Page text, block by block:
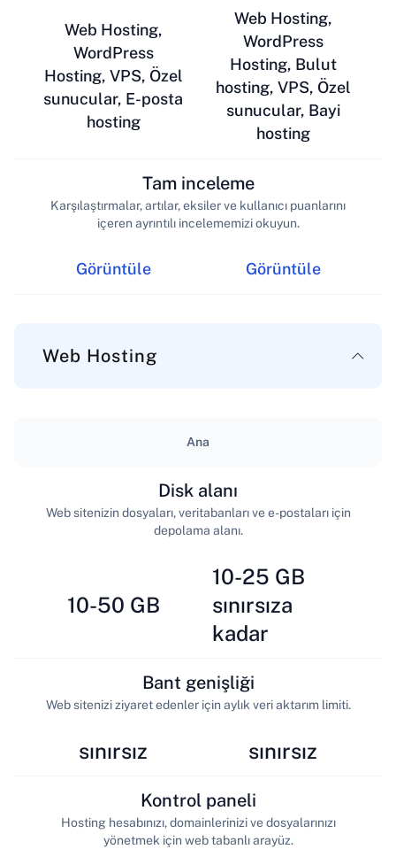
Web Hosting,
WordPress
Hosting, VPS, Özel
sunucular, E-posta
hosting
Web Hosting,
WordPress
Hosting, Bulut
hosting, VPS, Özel
sunucular, Bayi
hosting
Görüntüle
Tam inceleme
Karşılaştırmalar, artılar, eksiler ve kullanıcı puanlarını
içeren ayrıntılı incelememizi okuyun.
Görüntüle
Web Hosting
Ana
10-50 GB
Disk alanı
Web sitenizin dosyaları, veritabanları ve e-postaları için
depolama alanı.
10-25 GB
sınırsıza
kadar
sınırsız
Bant genişliği
Web sitenizi ziyaret edenler için aylık veri aktarım limiti.
sınırsız
Kontrol paneli
Hosting hesabınızı, domainlerinizi ve dosyalarınızı
yönetmek için web tabanlı arayüz.